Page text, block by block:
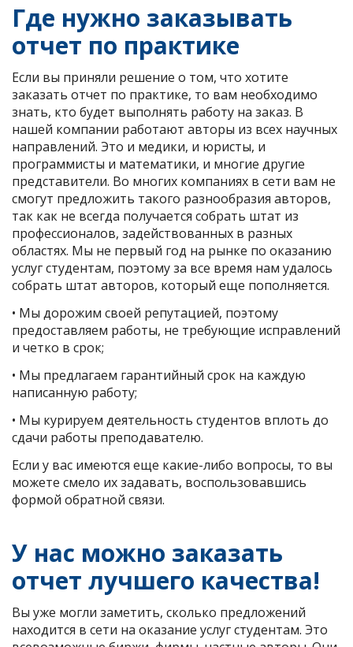
Где нужно заказывать
отчет по практике
Если вы приняли решение о том, что хотите
заказать отчет по практике, то вам необходимо
знать, кто будет выполнять работу на заказ. В
нашей компании работают авторы из всех научных
направлений. Это и медики, и юристы, и
программисты и математики, и многие другие
представители. Во многих компаниях в сети вам не
смогут предложить такого разнообразия авторов,
так как не всегда получается собрать штат из
профессионалов, задействованных в разных
областях. Мы не первый год на рынке по оказанию
услуг студентам, поэтому за все время нам удалось
собрать штат авторов, который еще пополняется.
• Мы дорожим своей репутацией, поэтому
предоставляем работы, не требующие исправлений
и четко в срок;
• Мы предлагаем гарантийный срок на каждую
написанную работу;
• Мы курируем деятельность студентов вплоть до
сдачи работы преподавателю.
Если у вас имеются еще какие-либо вопросы, то вы
можете смело их задавать, воспользовавшись
формой обратной связи.
У нас можно заказать
отчет лучшего качества!
Вы уже могли заметить, сколько предложений
находится в сети на оказание услуг студентам. Это